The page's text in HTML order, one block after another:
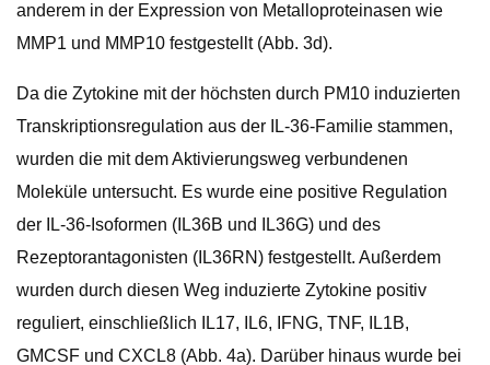
anderem in der Expression von Metalloproteinasen wie
MMP1 und MMP10 festgestellt (Abb. 3d).
Da die Zytokine mit der höchsten durch PM10 induzierten
Transkriptionsregulation aus der IL-36-Familie stammen,
wurden die mit dem Aktivierungsweg verbundenen
Moleküle untersucht. Es wurde eine positive Regulation
der IL-36-Isoformen (IL36B und IL36G) und des
Rezeptorantagonisten (IL36RN) festgestellt. Außerdem
wurden durch diesen Weg induzierte Zytokine positiv
reguliert, einschließlich IL17, IL6, IFNG, TNF, IL1B,
GMCSF und CXCL8 (Abb. 4a). Darüber hinaus wurde bei